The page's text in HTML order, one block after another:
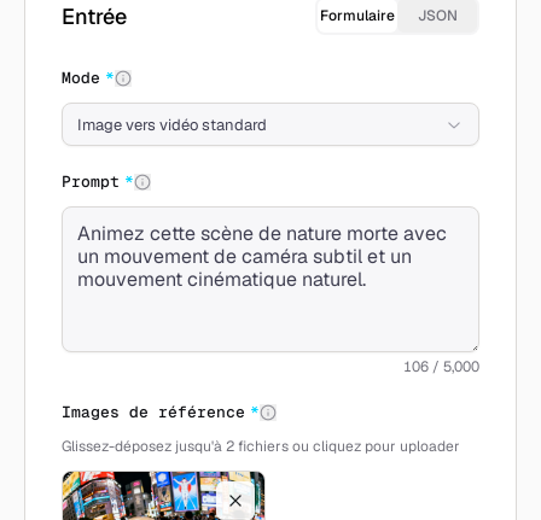
Entrée Formulaire JSON
Mode *
Image vers vidéo standard
Prompt *
106 / 5,000
Images de référence *
Glissez-déposez jusqu'à 2 fichiers ou cliquez pour uploader